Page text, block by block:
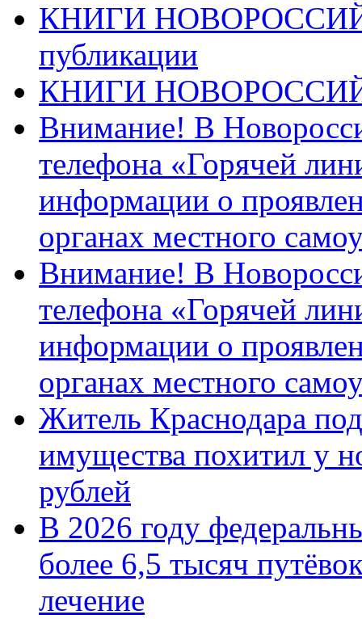
КНИГИ
публикации
КНИГИ
Внимание! В
телефона «Горячей
информации о
органах местного
Внимание! В
телефона «Горячей
информации о
органах местного
Житель Краснодара
имущества похитил у
рублей
В 2026 году
более 6,5 тысяч
лечение